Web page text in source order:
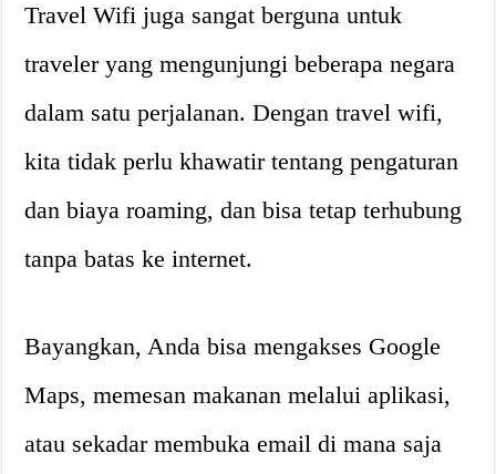
Travel Wifi juga sangat berguna untuk
traveler yang mengunjungi beberapa negara
dalam satu perjalanan. Dengan travel wifi,
kita tidak perlu khawatir tentang pengaturan
dan biaya roaming, dan bisa tetap terhubung
tanpa batas ke internet.
Bayangkan, Anda bisa mengakses Google
Maps, memesan makanan melalui aplikasi,
atau sekadar membuka email di mana saja